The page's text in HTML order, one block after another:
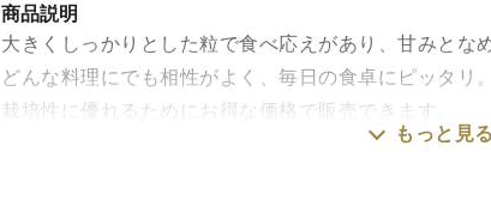
商品説明
大きくしっかりとした粒で食べ応えがあり、甘みとな
どんな料理にでも相性がよく、毎日の食卓にピッタリ。
栽培性に優れるためにお得な価格で販売できます。
最高金賞を受賞した農家が栽培するこだわりの家庭用
もっと見る